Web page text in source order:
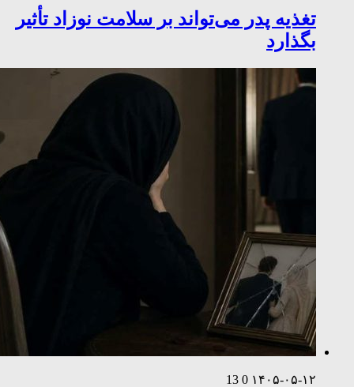
تغذیه پدر می‌تواند بر سلامت نوزاد تأثیر
بگذارد
۱۴۰۵-۰۵-۱۲ 0
13